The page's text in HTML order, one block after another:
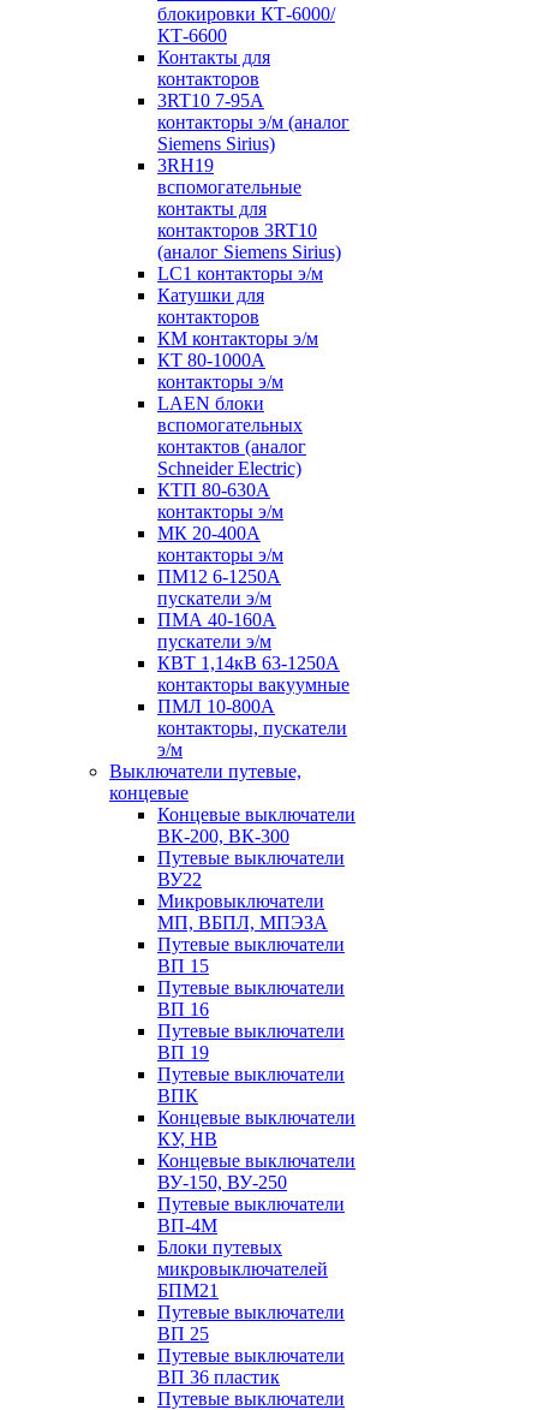
блокировки КТ-6000/
КТ-6600
Контакты для
контакторов
3RT10 7-95А
контакторы э/м (аналог
Siemens Sirius)
3RH19
вспомогательные
контакты для
контакторов 3RT10
(аналог Siemens Sirius)
LC1 контакторы э/м
Катушки для
контакторов
КМ контакторы э/м
КТ 80-1000А
контакторы э/м
LAEN блоки
вспомогательных
контактов (аналог
Schneider Electric)
КТП 80-630А
контакторы э/м
МК 20-400А
контакторы э/м
ПМ12 6-1250А
пускатели э/м
ПМА 40-160А
пускатели э/м
КВТ 1,14кВ 63-1250А
контакторы вакуумные
ПМЛ 10-800А
контакторы, пускатели
э/м
Выключатели путевые,
концевые
Концевые выключатели
ВК-200, ВК-300
Путевые выключатели
ВУ22
Микровыключатели
МП, ВБПЛ, МПЭЗА
Путевые выключатели
ВП 15
Путевые выключатели
ВП 16
Путевые выключатели
ВП 19
Путевые выключатели
ВПК
Концевые выключатели
КУ, НВ
Концевые выключатели
ВУ-150, ВУ-250
Путевые выключатели
ВП-4М
Блоки путевых
микровыключателей
БПМ21
Путевые выключатели
ВП 25
Путевые выключатели
ВП 36 пластик
Путевые выключатели